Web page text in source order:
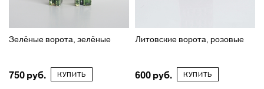
Зелёные ворота, зелёные
750 КУПИТЬ
Литовские ворота, розовые
600 КУПИТЬ